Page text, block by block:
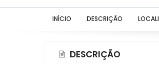
INÍCIO DESCRIÇÃO
DESCRIÇÃO